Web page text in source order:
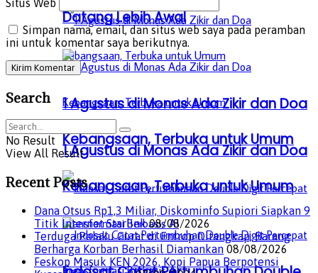
1 Agustus di Monas Ada Zikir dan Doa
Kebangsaan, Terbuka untuk Umum
Datang Lebih Awal
1 Agustus di Monas Ada Zikir dan Doa
Kebangsaan, Terbuka untuk Umum
Situs Web
Simpan nama, email, dan situs web saya pada peramban
ini untuk komentar saya berikutnya.
Search
No Result
View All Result
Recent Posts
Dana Otsus Rp1,3 Miliar, Diskominfo Supiori Siapkan 9
Titik Internet Starlink 08/08/2026
Terduga Pelaku Curat di Entrop Ditangkap, Barang
Berharga Korban Berhasil Diamankan 08/08/2026
Feskop Masuk KEN 2026, Kopi Papua Berpotensi